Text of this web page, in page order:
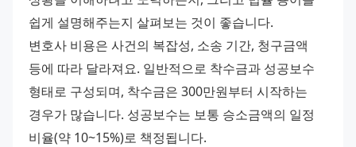
쉽게 설명해주는지 살펴보는 것이 좋습니다.
변호사 비용은 사건의 복잡성, 소송 기간, 청구금액
등에 따라 달라져요. 일반적으로 착수금과 성공보수
형태로 구성되며, 착수금은 300만원부터 시작하는
경우가 많습니다. 성공보수는 보통 승소금액의 일정
비율(약 10~15%)로 책정됩니다.